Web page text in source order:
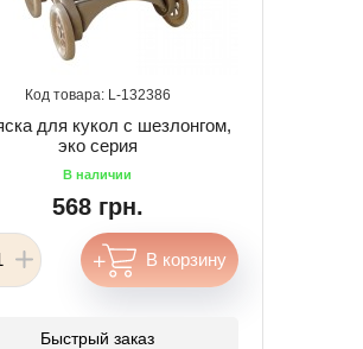
132386
для кукол с шезлонгом,
эко серия
568 грн.
Быстрый заказ